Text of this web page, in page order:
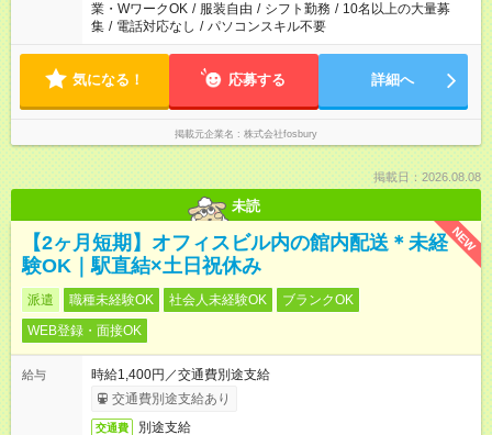
業・WワークOK / 服装自由 / シフト勤務 / 10名以上の大量募
集 / 電話対応なし / パソコンスキル不要
気になる！ 応募する 詳細へ
掲載元企業名 株式会社fosbury
掲載日：2026.08.08
未読
NEW
【2ヶ月短期】オフィスビル内の館内配送＊未経
験OK｜駅直結×土日祝休み
派遣 職種未経験OK 社会人未経験OK
ブランクOK
WEB登録・面接OK
給与
時給1,400円／交通費別途支給
交通費別途支給あり
交通費 別途支給